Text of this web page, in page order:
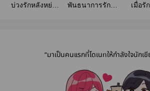
บ่วงรักหลังหย่า
พันธนาการรักไม่
เมื่อรั
“มาเป็นคนแรกที่โดเนทให้กำลังใจนักเ